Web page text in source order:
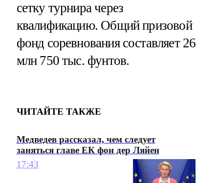
сетку турнира через
квалификацию. Общий призовой
фонд соревнования составляет 26
млн 750 тыс. фунтов.
ЧИТАЙТЕ ТАКЖЕ
Медведев рассказал, чем следует
заняться главе ЕК фон дер Ляйен
17:43